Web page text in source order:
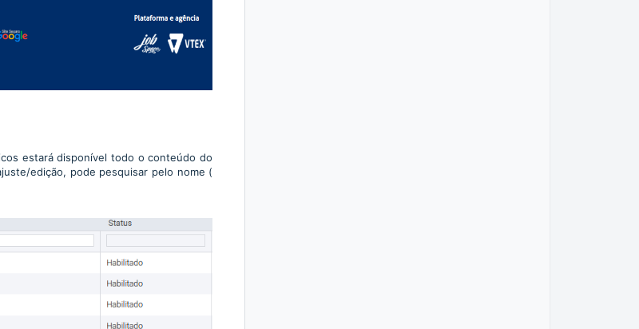
estará disponível todo o conteúdo do
edição, pode pesquisar pelo nome (